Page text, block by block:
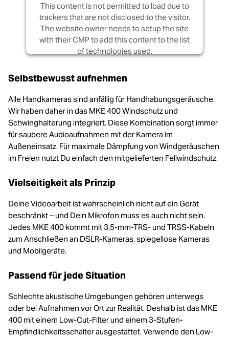
This content is not permitted to load due to
trackers that are not disclosed to the visitor.
The website owner needs to setup the site
with their CMP to add this content to the list
of technologies used.
Management Platform
Selbstbewusst aufnehmen
Alle Handkameras sind anfällig für Handhabungsgeräusche.
Wir haben daher in das MKE 400 Windschutz und
Schwinghalterung integriert. Diese Kombination sorgt immer
für saubere Audioaufnahmen mit der Kamera im
Außeneinsatz. Für maximale Dämpfung von Windgeräuschen
im Freien nutzt Du einfach den mitgelieferten Fellwindschutz.
Vielseitigkeit als Prinzip
Deine Videoarbeit ist wahrscheinlich nicht auf ein Gerät
beschränkt – und Dein Mikrofon muss es auch nicht sein.
Jedes MKE 400 kommt mit 3,5-mm-TRS- und TRSS-Kabeln
zum Anschließen an DSLR-Kameras, spiegellose Kameras
und Mobilgeräte.
Passend für jede Situation
Schlechte akustische Umgebungen gehören unterwegs
oder bei Aufnahmen vor Ort zur Realität. Deshalb ist das MKE
400 mit einem Low-Cut-Filter und einem 3-Stufen-
Empfindlichkeitsschalter ausgestattet. Verwende den Low-